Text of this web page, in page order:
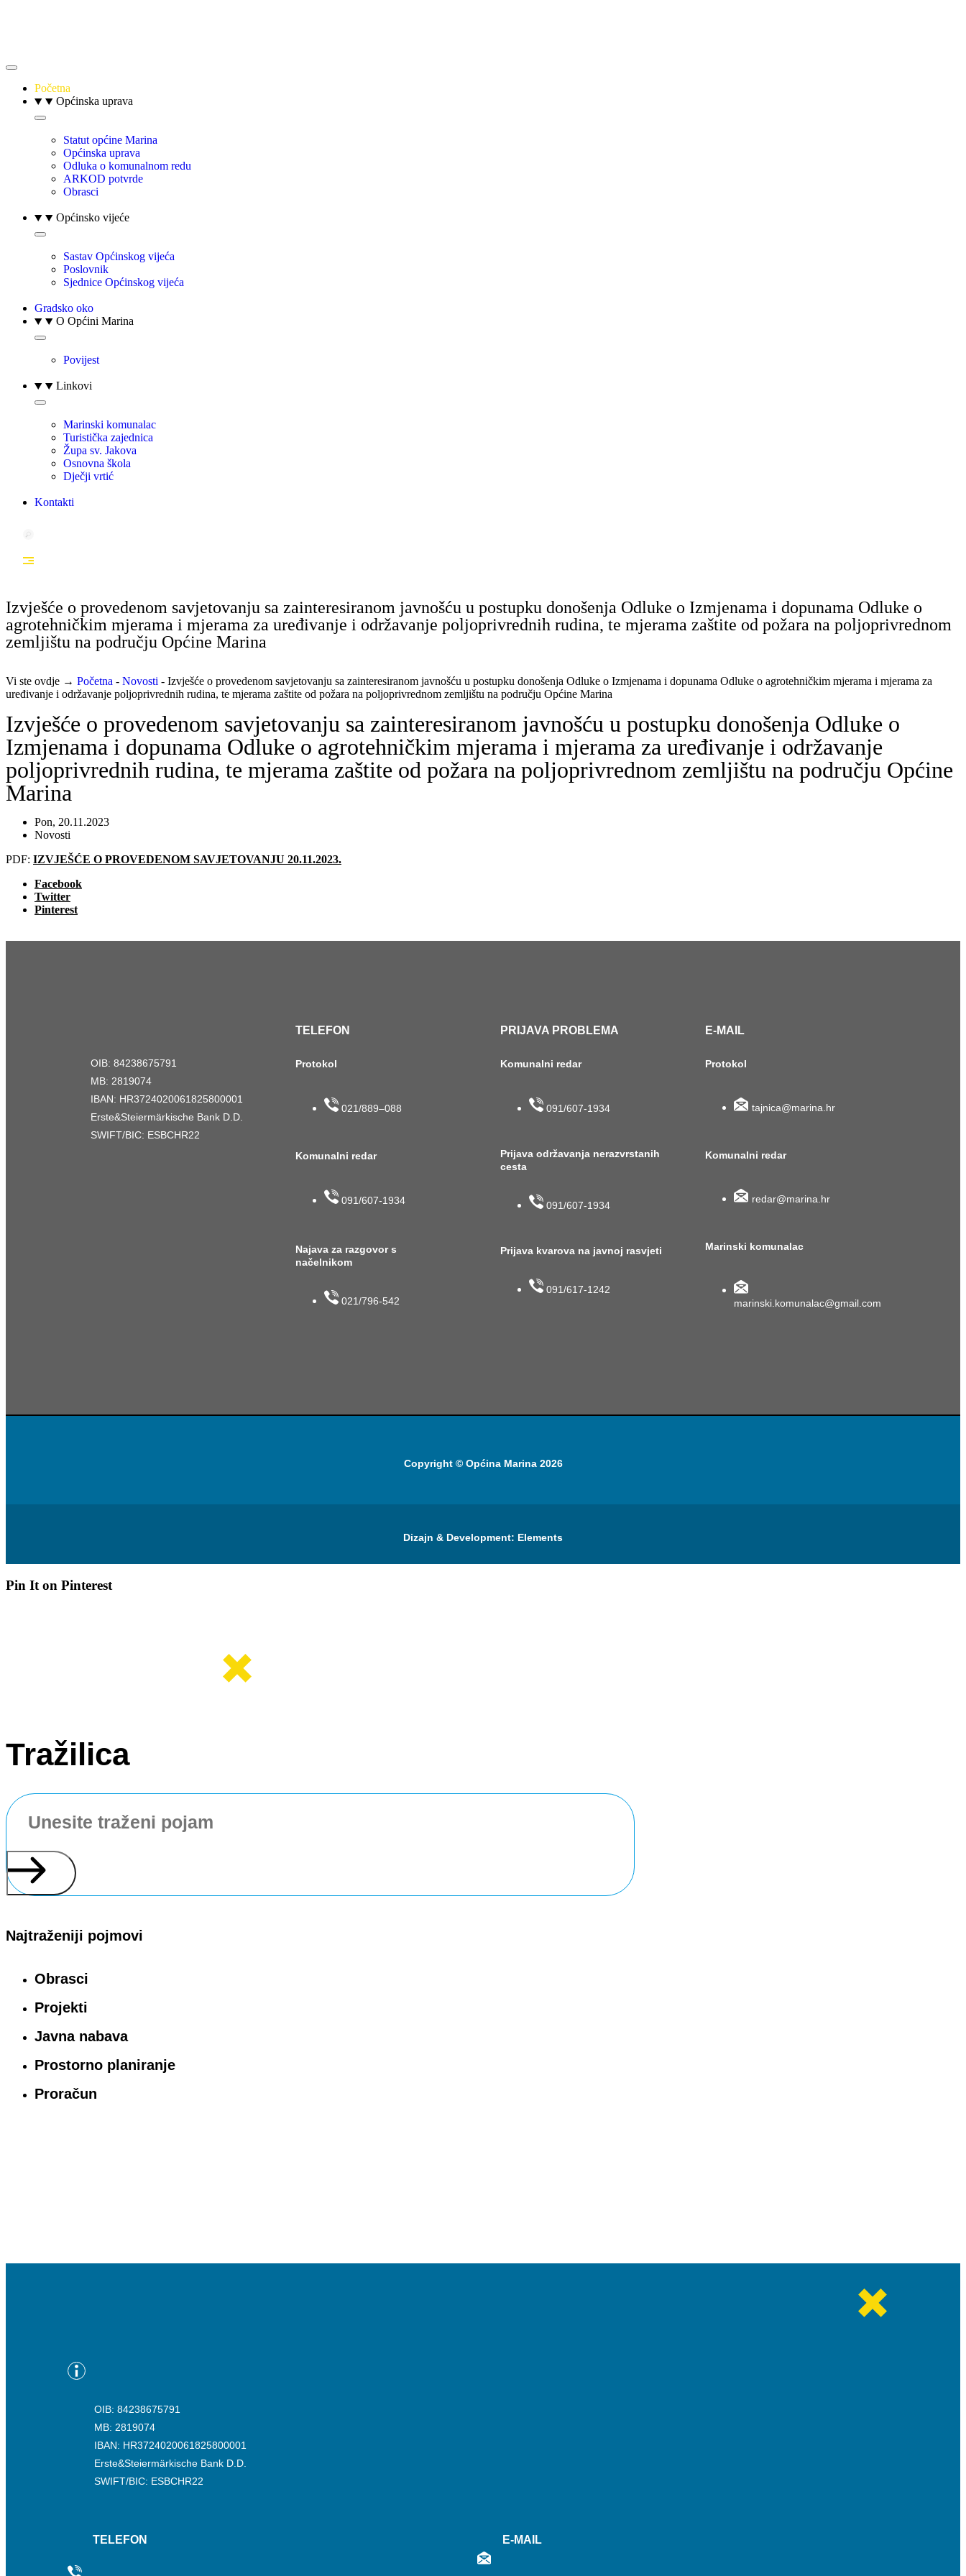
Početna
Općinska uprava
Statut općine Marina
Općinska uprava
Odluka o komunalnom redu
ARKOD potvrde
Obrasci
Općinsko vijeće
Sastav Općinskog vijeća
Poslovnik
Sjednice Općinskog vijeća
Gradsko oko
O Općini Marina
Povijest
Linkovi
Marinski komunalac
Turistička zajednica
Župa sv. Jakova
Osnovna škola
Dječji vrtić
Kontakti
Izvješće o provedenom savjetovanju sa zainteresiranom javnošću u postupku donošenja Odluke o Izmjenama i dopunama Odluke o
agrotehničkim mjerama i mjerama za uređivanje i održavanje poljoprivrednih rudina, te mjerama zaštite od požara na poljoprivrednom
zemljištu na području Općine Marina
Vi ste ovdje → Početna - Novosti - Izvješće o provedenom savjetovanju sa zainteresiranom javnošću u postupku donošenja Odluke o Izmjenama i dopunama Odluke o agrotehničkim mjerama i mjerama za
uređivanje i održavanje poljoprivrednih rudina, te mjerama zaštite od požara na poljoprivrednom zemljištu na području Općine Marina
Izvješće o provedenom savjetovanju sa zainteresiranom javnošću u postupku donošenja Odluke o
Izmjenama i dopunama Odluke o agrotehničkim mjerama i mjerama za uređivanje i održavanje
poljoprivrednih rudina, te mjerama zaštite od požara na poljoprivrednom zemljištu na području Općine
Marina
Pon, 20.11.2023
Novosti
PDF: IZVJEŠĆE O PROVEDENOM SAVJETOVANJU 20.11.2023.
Facebook
Twitter
Pinterest
OIB: 84238675791
MB: 2819074
IBAN: HR3724020061825800001
Erste&Steiermärkische Bank D.D.
SWIFT/BIC: ESBCHR22
TELEFON
Protokol
021/889–088
Komunalni redar
091/607-1934
Najava za razgovor s
načelnikom
021/796-542
PRIJAVA PROBLEMA
Komunalni redar
091/607-1934
Prijava održavanja nerazvrstanih
cesta
091/607-1934
Prijava kvarova na javnoj rasvjeti
091/617-1242
E-MAIL
Protokol
tajnica@marina.hr
Komunalni redar
redar@marina.hr
Marinski komunalac
marinski.komunalac@gmail.com
Copyright © Općina Marina 2026
Dizajn & Development: Elements
Pin It on Pinterest
Tražilica
Najtraženiji pojmovi
Obrasci
Projekti
Javna nabava
Prostorno planiranje
Proračun
OIB: 84238675791
MB: 2819074
IBAN: HR3724020061825800001
Erste&Steiermärkische Bank D.D.
SWIFT/BIC: ESBCHR22
TELEFON E-MAIL